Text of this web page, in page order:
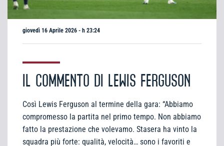
giovedì 16 Aprile 2026 - h 23:24
IL COMMENTO DI LEWIS FERGUSON
Così Lewis Ferguson al termine della gara: “Abbiamo
compromesso la partita nel primo tempo. Non abbiamo
fatto la prestazione che volevamo. Stasera ha vinto la
squadra più forte: qualità, velocità… sono i favoriti e